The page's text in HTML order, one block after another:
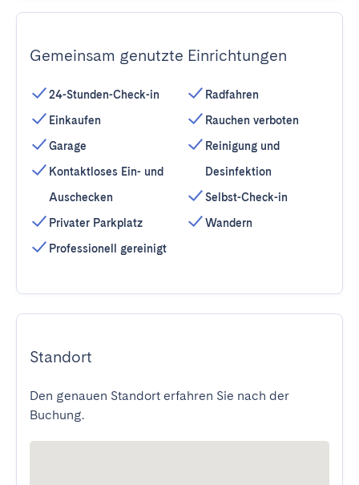
Gemeinsam genutzte Einrichtungen
24-Stunden-Check-in
Einkaufen
Garage
Kontaktloses Ein- und
Auschecken
Privater Parkplatz
Professionell gereinigt
Radfahren
Rauchen verboten
Reinigung und
Desinfektion
Selbst-Check-in
Wandern
Standort
Den genauen Standort erfahren Sie nach der
Buchung.